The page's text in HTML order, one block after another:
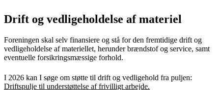
Drift og vedligeholdelse af materiel
Foreningen skal selv finansiere og stå for den fremtidige drift og
vedligeholdelse af materiellet, herunder brændstof og service, samt
eventuelle forsikringsmæssige forhold.
I 2026 kan I søge om støtte til drift og vedligehold fra puljen:
Driftspulje til understøttelse af frivilligt arbejde.